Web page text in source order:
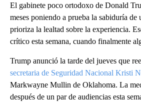
El gabinete poco ortodoxo de Donald
meses poniendo a prueba la sabiduría de
prioriza la lealtad sobre la experiencia.
crítico esta semana, cuando finalmente
Trump anunció la tarde del jueves que
secretaria de Seguridad Nacional Kristi
Markwayne Mullin de Oklahoma. La
después de un par de audiencias esta